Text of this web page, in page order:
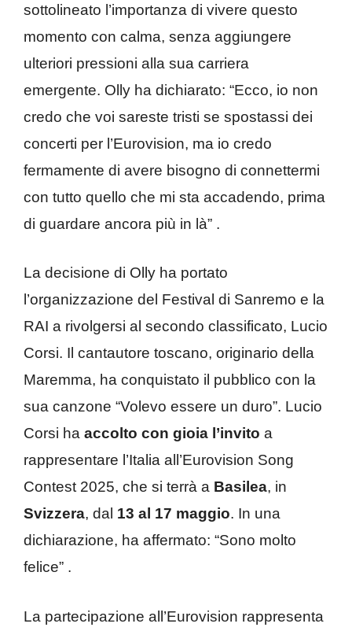
sottolineato l’importanza di vivere questo
momento con calma, senza aggiungere
ulteriori pressioni alla sua carriera
emergente. Olly ha dichiarato: “Ecco, io non
credo che voi sareste tristi se spostassi dei
concerti per l’Eurovision, ma io credo
fermamente di avere bisogno di connettermi
con tutto quello che mi sta accadendo, prima
di guardare ancora più in là” .​
La decisione di Olly ha portato
l’organizzazione del Festival di Sanremo e la
RAI a rivolgersi al secondo classificato, Lucio
Corsi. Il cantautore toscano, originario della
Maremma, ha conquistato il pubblico con la
sua canzone “Volevo essere un duro”. Lucio
Corsi ha accolto con gioia l’invito a
rappresentare l’Italia all’Eurovision Song
Contest 2025, che si terrà a Basilea, in
Svizzera, dal 13 al 17 maggio. In una
dichiarazione, ha affermato: “Sono molto
felice” .​
La partecipazione all’Eurovision rappresenta